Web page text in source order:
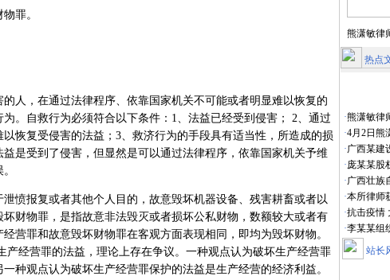
罪。
，在通过法律程序、依靠国家机关不可能或者明显难以恢复的
。自救行为必须符合以下条件：1、法益已经受到侵害； 2、通过
恢复受侵害的法益；3、救济行为的手段具有适当性，所造成的损
是受到了侵害，但显然是可以通过法律程序，依靠国家机关予维
报复或者其他个人目的，故意毁坏机器设备、残害耕畜或者以
财物罪，是指故意非法毁灭或者损坏公私财物，数额较大或者有
营罪和故意毁坏财物罪在客观方面表现相同，即均为毁坏财物。
产经营罪的法益，理论上存在争议。一种观点认为破坏生产经营罪
种观点认为破坏生产经营罪保护的法益是生产经营的经济利益。
熊潇敏律
热点
·熊潇敏律
·4月2日熊
·广西某建
·庞某某股
·广西壮族
·本所律师
·抗击疫情
·李某某组
站长